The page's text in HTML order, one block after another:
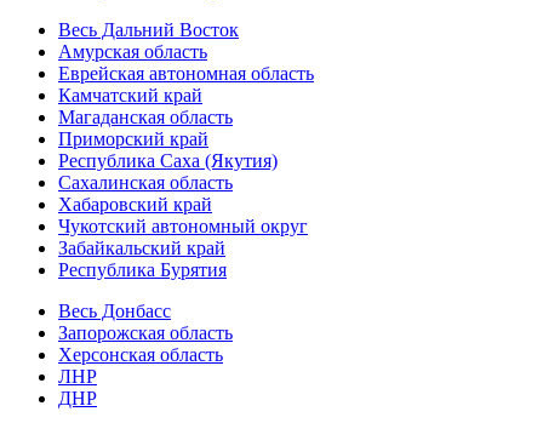
Весь Дальний Восток
Амурская область
Еврейская автономная область
Камчатский край
Магаданская область
Приморский край
Республика Саха (Якутия)
Сахалинская область
Хабаровский край
Чукотский автономный округ
Забайкальский край
Республика Бурятия
Весь Донбасс
Запорожская область
Херсонская область
ЛНР
ДНР